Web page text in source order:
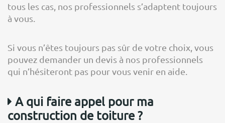
tous les cas, nos professionnels s’adaptent toujours
à vous.
Si vous n’êtes toujours pas sûr de votre choix, vous
pouvez demander un devis à nos professionnels
qui n’hésiteront pas pour vous venir en aide.
A qui faire appel pour ma
construction de toiture ?